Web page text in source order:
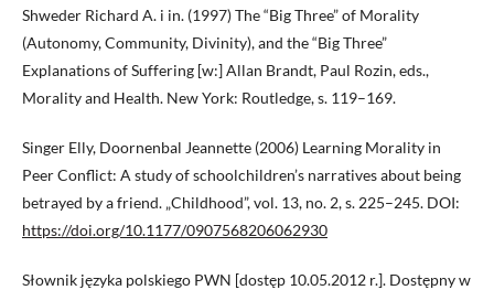
Shweder Richard A. i in. (1997) The “Big Three” of Morality
(Autonomy, Community, Divinity), and the “Big Three”
Explanations of Suffering [w:] Allan Brandt, Paul Rozin, eds.,
Morality and Health. New York: Routledge, s. 119–169.
Singer Elly, Doornenbal Jeannette (2006) Learning Morality in
Peer Conflict: A study of schoolchildren’s narratives about being
betrayed by a friend. „Childhood”, vol. 13, no. 2, s. 225–245. DOI:
https://doi.org/10.1177/0907568206062930
Słownik języka polskiego PWN [dostęp 10.05.2012 r.]. Dostępny w